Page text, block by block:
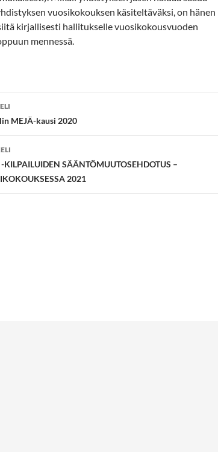
vuosikokouksen käsiteltäväksi, on hänen
kirjallisesti hallitukselle vuosikokousvuoden
mennessä.
MEJÄ-kausi 2020
KILPAILUIDEN SÄÄNTÖMUUTOSEHDOTUS –
2021